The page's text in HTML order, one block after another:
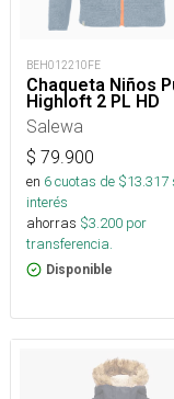
BEH012210FE
Chaqueta Niños
Highloft 2 PL HD
Salewa
$ 79.900
en 6cuotas de $13.317
interés
ahorras $3.200 por
transferencia.
Disponible